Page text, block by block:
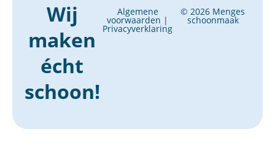
Wij
maken
écht
schoon!
© 2026 Menges
schoonmaak
Algemene
voorwaarden |
Privacyverklaring